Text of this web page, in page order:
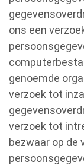
ons een
genoemde
verzoek tot
verzoek tot
bezwaar op de